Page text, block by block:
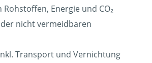
Energie und CO₂
nicht vermeidbaren
Transport und Vernichtung